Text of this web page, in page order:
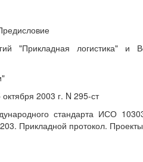
логистика" и
2003 г. N 295-ст
стандарта ИСО
Прикладной протокол.